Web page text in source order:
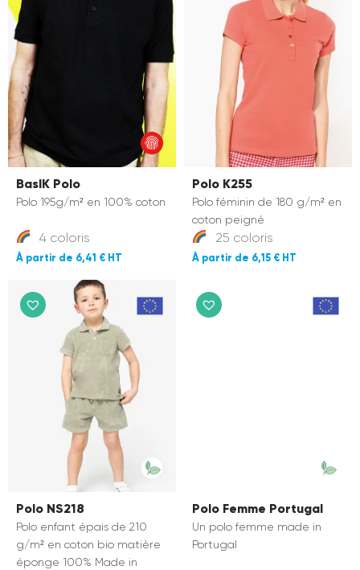
BasIK Polo
Polo 195g/m² en 100% coton
4 coloris
6,41 €
Polo K255
Polo féminin de 180 g/m² en
coton peigné
25 coloris
6,15 €
Polo NS218
Polo enfant épais de 210
g/m² en coton bio matière
éponge 100% Made in
Polo Femme Portugal
Un polo femme made in
Portugal